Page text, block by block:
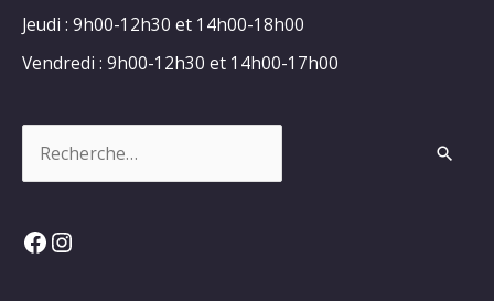
Jeudi : 9h00-12h30 et 14h00-18h00
Vendredi : 9h00-12h30 et 14h00-17h00
Facebook
Instagram